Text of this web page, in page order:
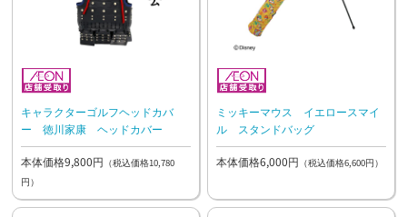
キャラクターゴルフヘッドカバ
ー 徳川家康 ヘッドカバー
本体価格9,800円 （税込価格10,780
円）
ミッキーマウス イエロースマイ
ル スタンドバッグ
本体価格6,000円 （税込価格6,600円）